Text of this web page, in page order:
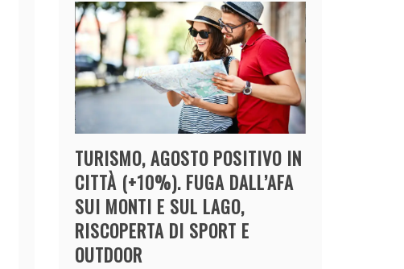
TURISMO, AGOSTO POSITIVO IN
CITTÀ (+10%). FUGA DALL’AFA
SUI MONTI E SUL LAGO,
RISCOPERTA DI SPORT E
OUTDOOR